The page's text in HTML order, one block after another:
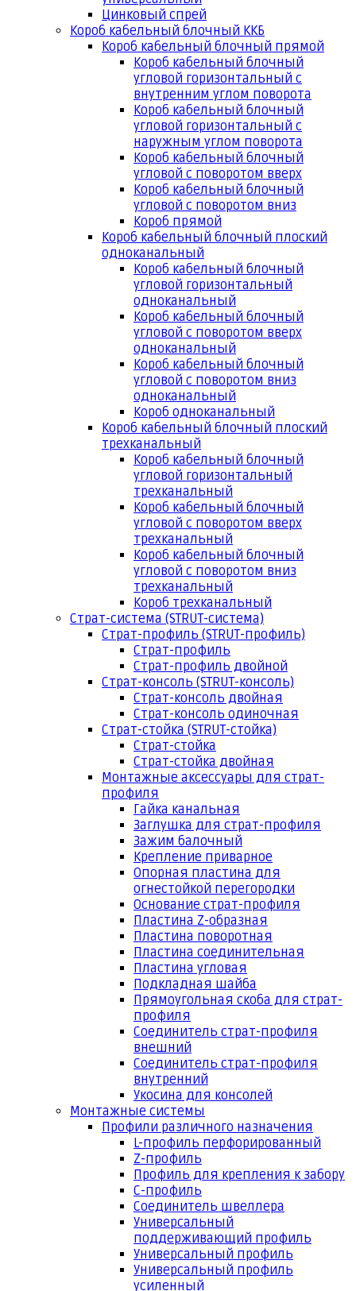
Цинковый спрей
Короб кабельный блочный ККБ
Короб кабельный блочный прямой
Короб кабельный блочный
угловой горизонтальный с
внутренним углом поворота
Короб кабельный блочный
угловой горизонтальный с
наружным углом поворота
Короб кабельный блочный
угловой с поворотом вверх
Короб кабельный блочный
угловой с поворотом вниз
Короб прямой
Короб кабельный блочный плоский
одноканальный
Короб кабельный блочный
угловой горизонтальный
одноканальный
Короб кабельный блочный
угловой с поворотом вверх
одноканальный
Короб кабельный блочный
угловой с поворотом вниз
одноканальный
Короб одноканальный
Короб кабельный блочный плоский
трехканальный
Короб кабельный блочный
угловой горизонтальный
трехканальный
Короб кабельный блочный
угловой с поворотом вверх
трехканальный
Короб кабельный блочный
угловой с поворотом вниз
трехканальный
Короб трехканальный
Страт-система (STRUT-система)
Страт-профиль (STRUT-профиль)
Страт-профиль
Страт-профиль двойной
Страт-консоль (STRUT-консоль)
Страт-консоль двойная
Страт-консоль одиночная
Страт-стойка (STRUT-стойка)
Страт-стойка
Страт-стойка двойная
Монтажные аксессуары для страт-
профиля
Гайка канальная
Заглушка для страт-профиля
Зажим балочный
Крепление приварное
Опорная пластина для
огнестойкой перегородки
Основание страт-профиля
Пластина Z-образная
Пластина поворотная
Пластина соединительная
Пластина угловая
Подкладная шайба
Прямоугольная скоба для страт-
профиля
Соединитель страт-профиля
внешний
Соединитель страт-профиля
внутренний
Укосина для консолей
Монтажные системы
Профили различного назначения
L-профиль перфорированный
Z-профиль
Профиль для крепления к забору
С-профиль
Соединитель швеллера
Универсальный
поддерживающий профиль
Универсальный профиль
Универсальный профиль
усиленный